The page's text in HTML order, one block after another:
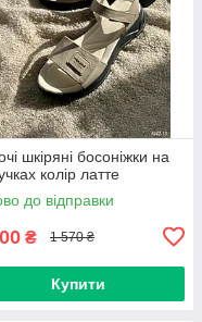
шкіряні босоніжки на
колір латте
до відправки
₴ 1 570 ₴
Купити